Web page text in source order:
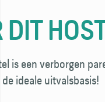
DIT
is een verborgen
ideale uitvalsbasis!